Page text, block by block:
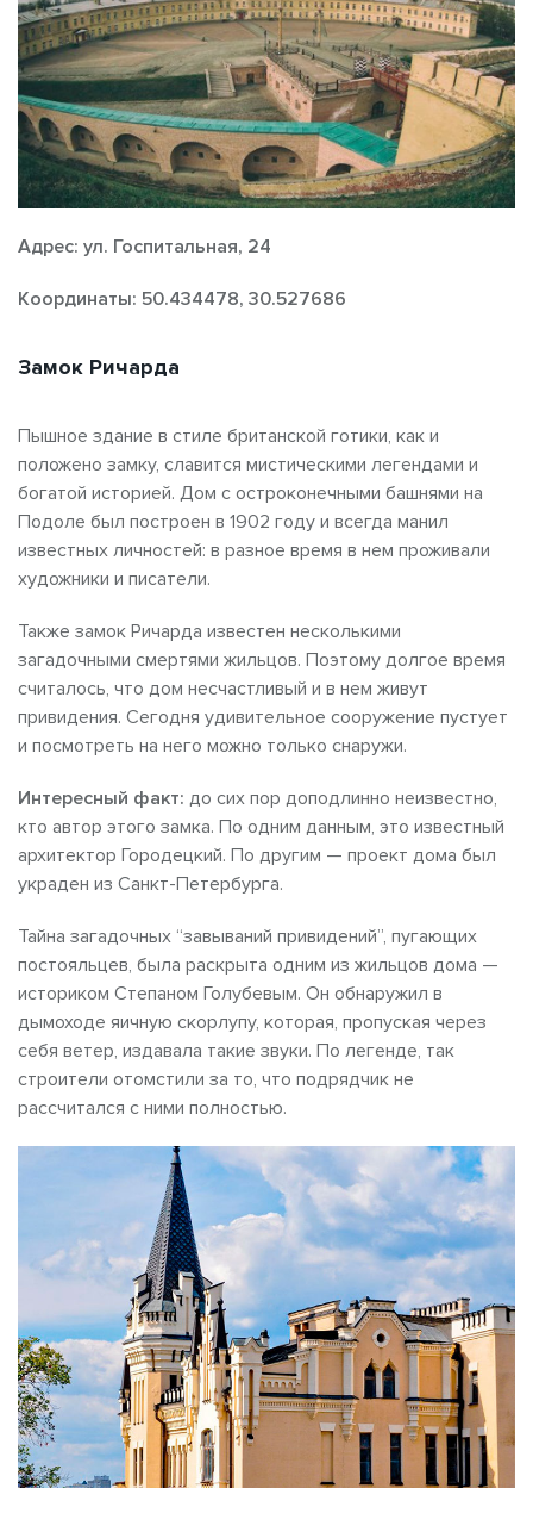
Адрес: ул. Госпитальная, 24
Координаты: 50.434478, 30.527686
Замок Ричарда
Пышное здание в стиле британской готики, как и
положено замку, славится мистическими легендами и
богатой историей. Дом с остроконечными башнями на
Подоле был построен в 1902 году и всегда манил
известных личностей: в разное время в нем проживали
художники и писатели.
Также замок Ричарда известен несколькими
загадочными смертями жильцов. Поэтому долгое время
считалось, что дом несчастливый и в нем живут
привидения. Сегодня удивительное сооружение пустует
и посмотреть на него можно только снаружи.
Интересный факт: до сих пор доподлинно неизвестно,
кто автор этого замка. По одним данным, это известный
архитектор Городецкий. По другим — проект дома был
украден из Санкт-Петербурга.
Тайна загадочных “завываний привидений”, пугающих
постояльцев, была раскрыта одним из жильцов дома —
историком Степаном Голубевым. Он обнаружил в
дымоходе яичную скорлупу, которая, пропуская через
себя ветер, издавала такие звуки. По легенде, так
строители отомстили за то, что подрядчик не
рассчитался с ними полностью.